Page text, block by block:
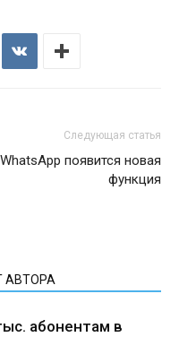
Следующая статья
появится новая
функция
АВТОРА
абонентам в